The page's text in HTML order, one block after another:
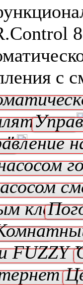
с
FUZZY